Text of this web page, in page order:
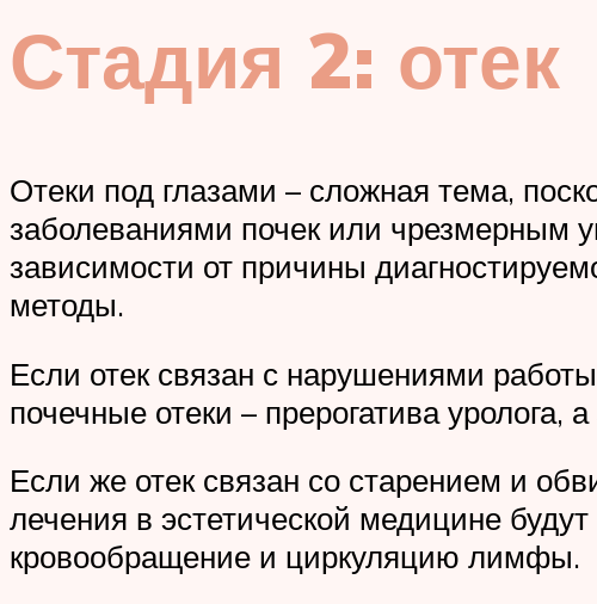
Стадия 2: отек
Отеки под глазами – сложная тема,
заболеваниями почек или чрезмерным
зависимости от причины
методы.
Если отек связан с нарушениями
почечные отеки – прерогатива уролога,
Если же отек связан со старением и
лечения в эстетической медицине
кровообращение и циркуляцию лимфы.